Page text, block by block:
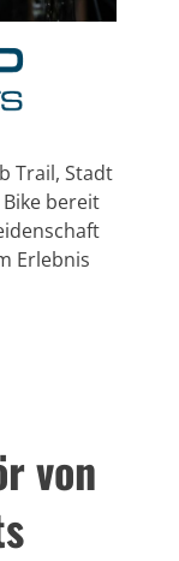
Trail, Stadt
bereit
Erlebnis
von